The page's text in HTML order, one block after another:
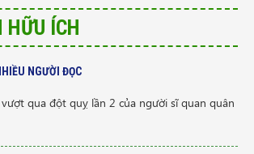
HỮU ÍCH
NGƯỜI ĐỌC
qua đột quỵ lần 2 của người sĩ quan quân